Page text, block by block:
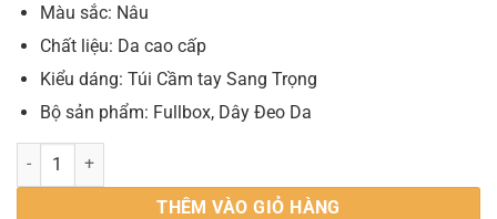
Màu sắc: Nâu
Chất liệu: Da cao cấp
Kiểu dáng: Túi Cầm tay Sang Trọng
Bộ sản phẩm: Fullbox, Dây Đeo Da
Túi Louis Vuitton Neverfull Monogram Fullbox Tặng Charm Kitty số
THÊM VÀO GIỎ HÀNG